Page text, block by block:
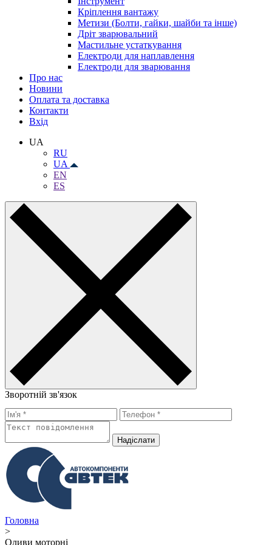
Кріплення вантажу
Метизи (Болти, гайки, шайби та інше)
Дріт зварювальний
Мастильне устаткування
Електроди для наплавлення
Електроди для зварювання
Про нас
Новини
Оплата та доставка
Контакти
Вхiд
UA
RU
UA
EN
ES
Зворотній зв'язок
Надiслати
Головна
>
Оливи моторні